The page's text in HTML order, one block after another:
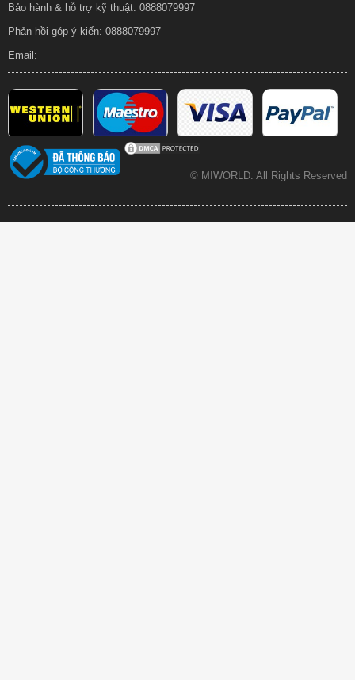
Bảo hành & hỗ trợ kỹ thuật: 0888079997
Phản hồi góp ý kiến: 0888079997
Email:
© MIWORLD. All Rights Reserved